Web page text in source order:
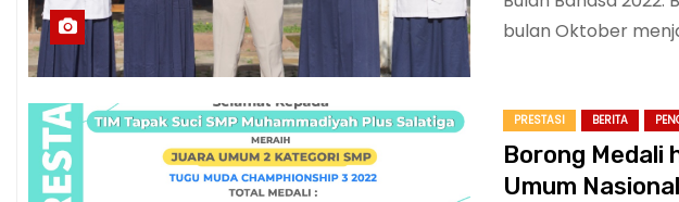
bulan Oktober
PRESTASI BERITA
Borong Medali
Umum Nasional Tugumuda